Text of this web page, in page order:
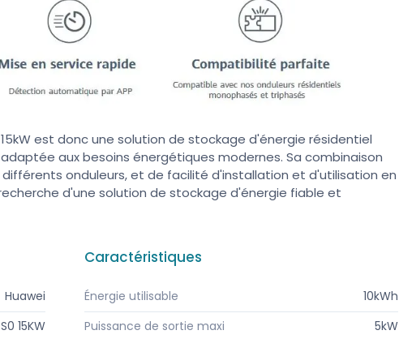
est donc une solution de stockage d'énergie résidentiel
aux besoins énergétiques modernes. Sa combinaison
onduleurs, et de facilité d'installation et d'utilisation en
d'une solution de stockage d'énergie fiable et
Huawei
15KW
Caractéristiques
Énergie utilisable
10kWh
Puissance de sortie maxi
5kW